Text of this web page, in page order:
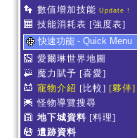
數值增加技能 Update !
技能消耗表 [強度表]
快速功能 - Quick Menu
愛爾琳世界地圖
魔力賦予 [喜愛]
寵物介紹 [比較] [夥伴]
怪物導覽搜尋
地下城資料 [料理]
遺跡資料